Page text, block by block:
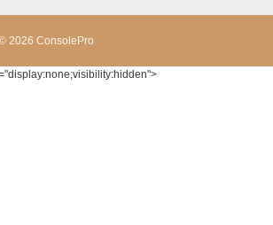
2026 ConsolePro